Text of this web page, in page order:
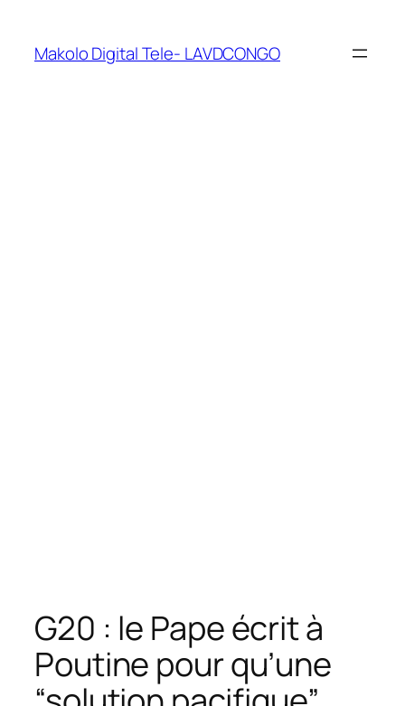
Makolo Digital Tele- LAVDCONGO
G20 : le Pape écrit à
Poutine pour qu’une